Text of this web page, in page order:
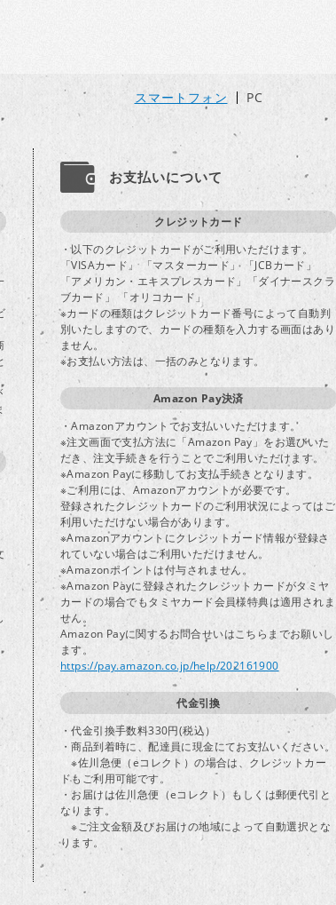
スマートフォン PC
お支払いについて
クレジットカード
・以下のクレジットカードがご利用いただけます。
「VISAカード」 「マスターカード」 「JCBカード」
「アメリカン・エキスプレスカード」「ダイナースクラ
ブカード」 「オリコカード」
※カードの種類はクレジットカード番号によって自動判
別いたしますので、カードの種類を入力する画面はあり
ません。
※お支払い方法は、一括のみとなります。
Amazon Pay決済
・Amazonアカウントでお支払いいただけます。
※注文画面で支払方法に「Amazon Pay」をお選びいた
だき、注文手続きを行うことでご利用いただけます。
※Amazon Payに移動してお支払手続きとなります。
※ご利用には、Amazonアカウントが必要です。
登録されたクレジットカードのご利用状況によってはご
利用いただけない場合があります。
※Amazonアカウントにクレジットカード情報が登録さ
れていない場合はご利用いただけません。
※Amazonポイントは付与されません。
※Amazon Payに登録されたクレジットカードがタミヤ
カードの場合でもタミヤカード会員様特典は適用されま
せん。
Amazon Payに関するお問合せいはこちらまでお願いし
ます。
https://pay.amazon.co.jp/help/202161900
代金引換
・代金引換手数料330円(税込）
・商品到着時に、配達員に現金にてお支払いください。
※佐川急便（eコレクト）の場合は、クレジットカー
ドもご利用可能です。
・お届けは佐川急便（eコレクト）もしくは郵便代引と
なります。
※ご注文金額及びお届けの地域によって自動選択とな
ります。